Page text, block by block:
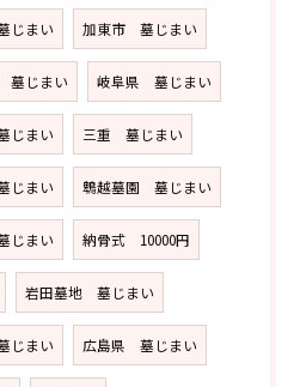
じまい 加東市 墓じまい
墓じまい 岐阜県 墓じまい
じまい 三重 墓じまい
じまい 鵯越墓園 墓じまい
じまい 納骨式 10000円
岩田墓地 墓じまい
じまい 広島県 墓じまい